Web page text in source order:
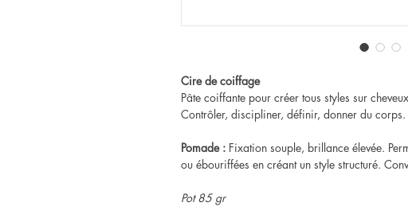
Cire de coiffage
Pâte coiffante pour créer tous styles sur
Contrôler, discipliner, définir, donner du corps.
Pomade : Fixation souple, brillance élevée.
ou ébouriffées en créant un style structuré.
Pot 85 gr